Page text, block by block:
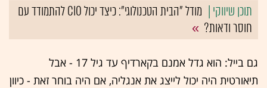
מודל "הבית הטכנולוגי": כיצד יכול CIO להתמודד עם
חוסר ודאות?
גם בייל: הוא גדל אמנם בקארדיף עד גיל 17 - אבל
תיאורטית היה יכול לייצג את אנגליה, אם היה בוחר זאת - כיוון